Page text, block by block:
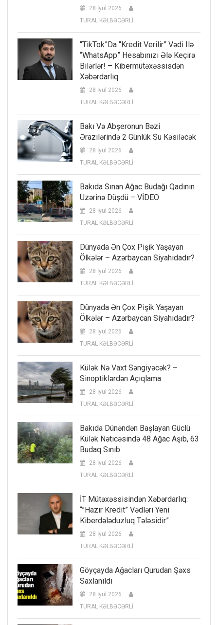
28 İyul 2026
TURAL KƏLBƏCƏRLİ
“TikTok”da “kredit Verilir” Vədi Ilə
“WhatsApp” Hesabınızı Ələ Keçirə
Bilərlər! – Kibermütəxəssisdən
Xəbərdarlıq
28 İyul 2026
TURAL KƏLBƏCƏRLİ
Bakı Və Abşeronun Bəzi
Ərazilərində 2 Günlük Su Kəsiləcək
28 İyul 2026
TURAL KƏLBƏCƏRLİ
Bakıda Sınan Ağac Budağı Qadının
Üzərinə Düşdü – VİDEO
28 İyul 2026
TURAL KƏLBƏCƏRLİ
Dünyada Ən Çox Pişik Yaşayan
Ölkələr – Azərbaycan Siyahıdadır?
28 İyul 2026
TURAL KƏLBƏCƏRLİ
Dünyada Ən Çox Pişik Yaşayan
Ölkələr – Azərbaycan Siyahıdadır?
28 İyul 2026
TURAL KƏLBƏCƏRLİ
Külək Nə Vaxt Səngiyəcək? –
Sinoptiklərdən Açıqlama
28 İyul 2026
TURAL KƏLBƏCƏRLİ
Bakıda Dünəndən Başlayan Güclü
Külək Nəticəsində 48 Ağac Aşıb, 63
Budaq Sınıb
28 İyul 2026
TURAL KƏLBƏCƏRLİ
İT Mütəxəssisindən Xəbərdarlıq:
“”Hazır Kredit” Vədləri Yeni
Kiberdələduzluq Tələsidir”
28 İyul 2026
TURAL KƏLBƏCƏRLİ
Göyçayda Ağacları Qurudan Şəxs
Saxlanıldı
28 İyul 2026
TURAL KƏLBƏCƏRLİ